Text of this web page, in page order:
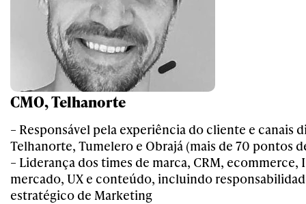
CMO, Telhanorte
– Responsável pela experiência do cliente e canais
Telhanorte, Tumelero e Obrajá (mais de 70 pontos
– Liderança dos times de marca, CRM,
mercado, UX e conteúdo, incluindo
estratégico de Marketing